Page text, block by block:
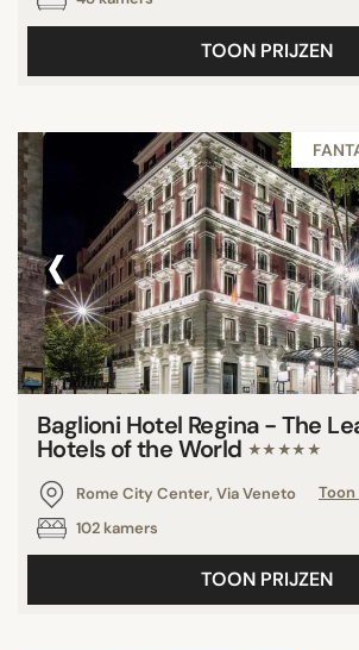
TOON PRIJZEN
‹
Baglioni Hotel Regina - The
Hotels of the World ★★★★★
Rome City Center, Via Veneto
102 kamers
TOON PRIJZEN